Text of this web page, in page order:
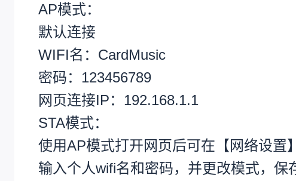
AP模式：
默认连接
WIFI名：CardMusic
密码：123456789
网页连接IP：192.168.1.1
STA模式：
使用AP模式打开网页后可在【网络设置
输入个人wifi名和密码，并更改模式，保